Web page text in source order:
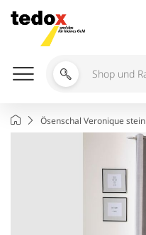
Inhalt
springen
Shop
durchsuchen
StartseiteÖsenschal Veronique stein